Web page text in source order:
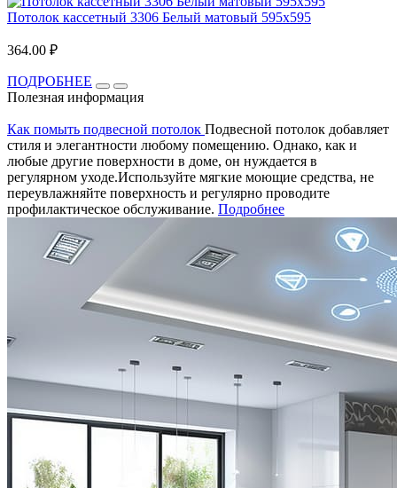
Потолок кассетный 3306 Белый матовый 595х595
364.00 ₽
ПОДРОБНЕЕ
Полезная информация
Как помыть подвесной потолок Подвесной потолок добавляет
стиля и элегантности любому помещению. Однако, как и
любые другие поверхности в доме, он нуждается в
регулярном уходе.Используйте мягкие моющие средства, не
переувлажняйте поверхность и регулярно проводите
профилактическое обслуживание. Подробнее